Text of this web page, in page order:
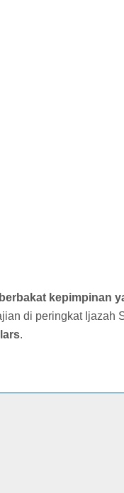
berbakat kepimpinan
di peringkat Ijazah
.